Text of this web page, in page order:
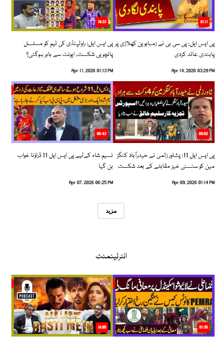
01:11
پی ایس ایل: پی سی بی نے زمبابوین کھلاڑی پر
پابندی عائد کردی
Apr 14, 2026 03:29 PM
10:33
پی ایس ایل: راولپنڈی کی ٹیم کو مسلسل
پانچویں شکست، ایونٹ سے باہر ہوگئی؟
Apr 11, 2026 01:13 PM
09:02
پی ایس ایل 11: پشاور زلمی نے حیدرآباد کنگز
مین کو سنسنی خیز مقابلے کے بعد شکست
Apr 09, 2026 01:14 PM
06:43
نسیم شاہ کےلیے پی ایس ایل 11 ڈراؤنا خواب
بن گیا
Apr 07, 2026 06:25 PM
مزید
انٹرٹینمنٹ
01:35
14:05